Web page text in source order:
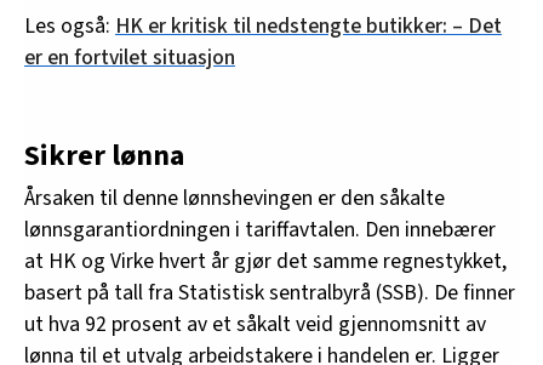
Les også: HK er kritisk til nedstengte butikker: – Det
er en fortvilet situasjon
Sikrer lønna
Årsaken til denne lønnshevingen er den såkalte
lønnsgarantiordningen i tariffavtalen. Den innebærer
at HK og Virke hvert år gjør det samme regnestykket,
basert på tall fra Statistisk sentralbyrå (SSB). De finner
ut hva 92 prosent av et såkalt veid gjennomsnitt av
lønna til et utvalg arbeidstakere i handelen er. Ligger